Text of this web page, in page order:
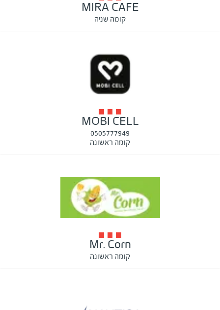
MIRA CAFE
קומה שניה
MOBI CELL
0505777949
קומה ראשונה
Mr. Corn
קומה ראשונה